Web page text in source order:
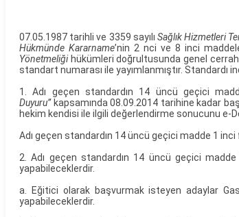
07.05.1987 tarihli ve 3359 sayılı Sağlık Hizmetleri
Hükmünde Kararname’nin 2 nci ve 8 inci
Yönetmeliğihükümleri doğrultusunda genel
standart numarası ile yayımlanmıştır. Standardı
1. Adı geçen standardın 14 üncü geçici
Duyuru” kapsamında 08.09.2014 tarihine kadar
hekim kendisi ile ilgili değerlendirme sonucunu e-
Adı geçen standardın 14 üncü geçici madde 1 inci
2. Adı geçen standardın 14 üncü geçici
yapabileceklerdir.
a. Eğitici olarak başvurmak isteyen adaylar
yapabileceklerdir.